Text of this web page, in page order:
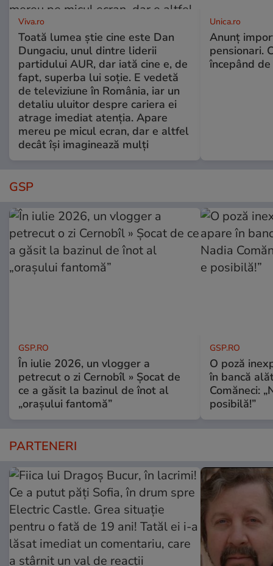
Viva.ro
Toată lumea știe cine este Dan
Dungaciu, unul dintre liderii
partidului AUR, dar iată cine e, de
fapt, superba lui soție. E vedetă
de televiziune în România, iar un
detaliu uluitor despre cariera ei
atrage imediat atenția. Apare
mereu pe micul ecran, dar e altfel
decât își imaginează mulți
Unica.ro
Anunț
pensionari.
începând
GSP
GSP.RO
În iulie 2026, un vlogger a
petrecut o zi Cernobîl » Șocat de
ce a găsit la bazinul de înot al
„orașului fantomă”
GSP.RO
O poză
în bancă
Comăneci:
posibilă!”
PARTENERI